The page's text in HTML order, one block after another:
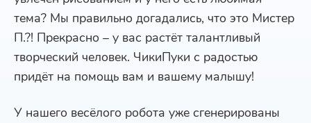
тема? Мы правильно догадались, что это Мистер
П.?! Прекрасно – у вас растёт талантливый
творческий человек. ЧикиПуки с радостью
придёт на помощь вам и вашему малышу!
У нашего весёлого робота уже сгенерированы